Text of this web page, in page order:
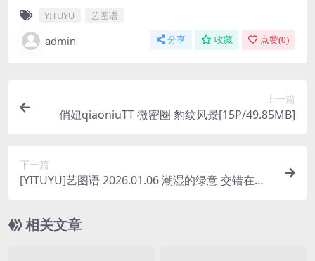
YITUYU 艺图语
admin 分享 收藏 点赞(0)
上一篇
俏妞qiaoniuTT 微密圈 豹纹风景[15P/49.85MB]
下一篇
[YITUYU]艺图语 2026.01.06 潮湿的绿意 交错在我
相关文章